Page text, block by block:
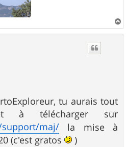
a
tu aurais tout
à télécharger sur
maj/ la mise à
(c'est gratos
)